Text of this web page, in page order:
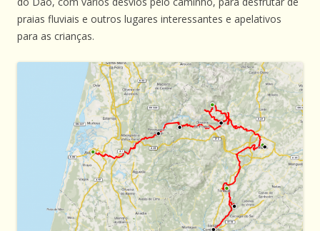
praias fluviais e outros lugares interessantes e apelativos
para as crianças.